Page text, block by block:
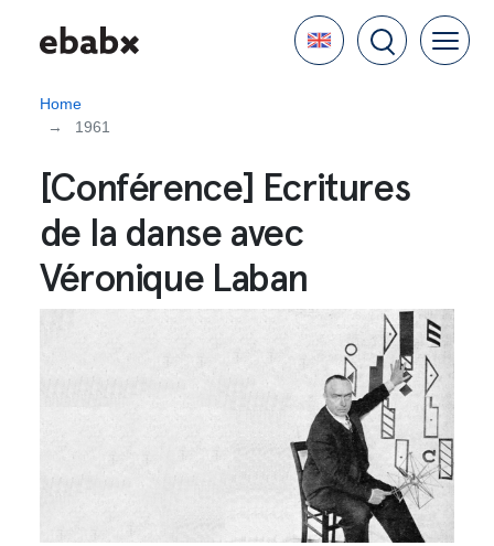
Language
Home
1961
[Conférence] Ecritures
de la danse avec
Véronique Laban